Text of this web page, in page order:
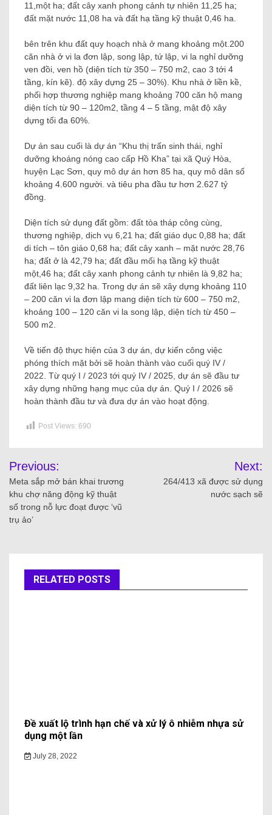
11,một ha; đất cây xanh phong cảnh tự nhiên 11,25 ha;
đất mặt nước 11,08 ha và đất hạ tầng kỹ thuật 0,46 ha.
bên trên khu đất quy hoạch nhà ở mang khoảng một.200
căn nhà ở vi la đơn lập, song lập, tứ lập, vi la nghỉ dưỡng
ven đồi, ven hồ (diện tích từ 350 – 750 m2, cao 3 tới 4
tầng, kín kẽ). độ xây dựng 25 – 30%). Khu nhà ở liền kề,
phối hợp thương nghiệp mang khoảng 700 căn hộ mang
diện tích từ 90 – 120m2, tầng 4 – 5 tầng, mật độ xây
dựng tối đa 60%.
Dự án sau cuối là dự án “Khu thị trấn sinh thái, nghỉ
dưỡng khoáng nóng cao cấp Hồ Kha” tại xã Quý Hòa,
huyện Lạc Sơn, quy mô dự án hơn 85 ha, quy mô dân số
khoảng 4.600 người. và tiêu pha đầu tư hơn 2.627 tỷ
đồng.
Diện tích sử dụng đất gồm: đất tòa tháp công cùng,
thương nghiệp, dịch vụ 6,21 ha; đất giáo dục 0,88 ha; đất
di tích – tôn giáo 0,68 ha; đất cây xanh – mặt nước 28,76
ha; đất ở là 42,79 ha; đất đầu mối hạ tầng kỹ thuật
một,46 ha; đất cây xanh phong cảnh tự nhiên là 9,82 ha;
đất liên lạc 9,32 ha. Trong dự án sẽ xây dựng khoảng 110
– 200 căn vi la đơn lập mang diện tích từ 600 – 750 m2,
khoảng 100 – 120 căn vi la song lập, diện tích từ 450 –
500 m2.
Về tiến độ thực hiện của 3 dự án, dự kiến ​​công việc
phóng thích mặt bởi sẽ hoàn thành vào cuối quý IV /
2022. Từ quý I / 2023 tới quý IV / 2025, dự án sẽ đầu tư
xây dựng những hạng mục của dự án. Quý I / 2026 sẽ
hoàn thành đầu tư và đưa dự án vào hoạt động.
Post Views: 690
Previous:
Meta sắp mở bán khai trương
khu chợ năng động kỹ thuật
số trong nỗ lực đoạt được ‘vũ
trụ ảo’
Next:
264/413 xã được sử dụng
nước sạch sẽ
RELATED POSTS
Đề xuất lộ trình hạn chế và xử lý ô nhiễm nhựa sử
dụng một lần
July 28, 2022